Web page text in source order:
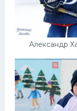
Александр